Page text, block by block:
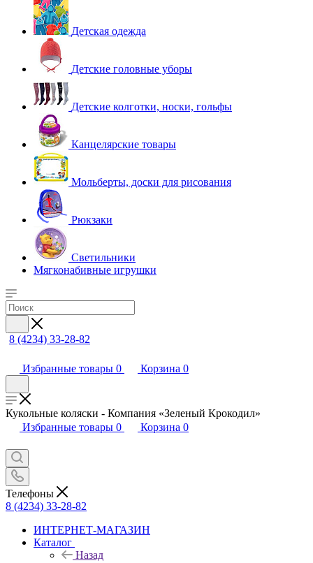
Детская одежда
Детские головные уборы
Детские колготки, носки, гольфы
Канцелярские товары
Мольберты, доски для рисования
Рюкзаки
Светильники
Мягконабивные игрушки
8 (4234) 33-28-82
Избранные товары 0 Корзина 0
Кукольные коляски - Компания «Зеленый Крокодил»
Избранные товары 0 Корзина 0
Телефоны
8 (4234) 33-28-82
ИНТЕРНЕТ-МАГАЗИН
Каталог
Назад